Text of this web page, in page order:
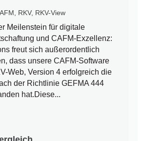
RKV, RKV-View
Meilenstein für digitale
und CAFM-Exzellenz:
freut sich außerordentlich
dass unsere CAFM-Software
Web, Version 4 erfolgreich die
der Richtlinie GEFMA 444
hat.Diese...